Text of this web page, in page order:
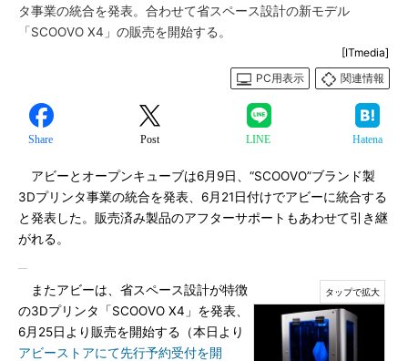
タ事業の統合を発表。合わせて省スペース設計の新モデル
「SCOOVO X4」の販売を開始する。
[ITmedia]
PC用表示
関連情報
Share Post LINE Hatena
アビーとオープンキューブは6月9日、“SCOOVO”ブランド製
3Dプリンタ事業の統合を発表、6月21日付けでアビーに統合する
と発表した。販売済み製品のアフターサポートもあわせて引き継
がれる。
またアビーは、省スペース設計が特徴
の3Dプリンタ「SCOOVO X4」を発表、
6月25日より販売を開始する（本日より
アビーストアにて先行予約受付を開